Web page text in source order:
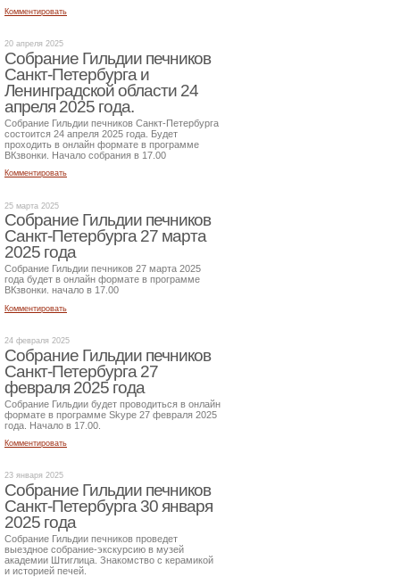
Комментировать
20 апреля 2025
Собрание Гильдии печников
Санкт-Петербурга и
Ленинградской области 24
апреля 2025 года.
Собрание Гильдии печников Санкт-Петербурга
состоится 24 апреля 2025 года. Будет
проходить в онлайн формате в программе
ВКзвонки. Начало собрания в 17.00
Комментировать
25 марта 2025
Собрание Гильдии печников
Санкт-Петербурга 27 марта
2025 года
Собрание Гильдии печников 27 марта 2025
года будет в онлайн формате в программе
ВКзвонки. начало в 17.00
Комментировать
24 февраля 2025
Собрание Гильдии печников
Санкт-Петербурга 27
февраля 2025 года
Собрание Гильдии будет проводиться в онлайн
формате в программе Skype 27 февраля 2025
года. Начало в 17.00.
Комментировать
23 января 2025
Собрание Гильдии печников
Санкт-Петербурга 30 января
2025 года
Собрание Гильдии печников проведет
выездное собрание-экскурсию в музей
академии Штиглица. Знакомство с керамикой
и историей печей.